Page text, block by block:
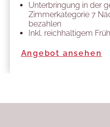
Unterbringung in der
Zimmerkategorie 7
bezahlen
Inkl. reichhaltigem
Angebot ansehen